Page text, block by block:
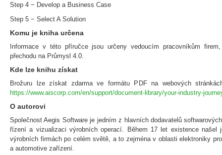
Step 4 − Develop a Business Case
Step 5 − Select A Solution
Komu je kniha určena
Informace v této příručce jsou určeny vedoucím pracovníkům
přechodu na Průmysl 4.0.
Kde lze knihu získat
Brožuru lze získat zdarma ve formátu PDF na webových
https://www.aiscorp.com/en/support/document-library/your-industry-
O autorovi
Společnost Aegis Software je jedním z hlavních dodavatelů
řízení a vizualizaci výrobních operací. Během 17 let existence našel
výrobních firmách po celém světě, a to zejména v oblasti elektroniky
a automotive zařízení.